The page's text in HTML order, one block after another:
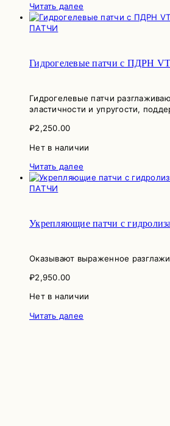
Читать далее
ПАТЧИ
Гидрогелевые патчи с ПДРН
Гидрогелевые патчи
эластичности и упругости,
₽2,250.00
Нет в наличии
Читать далее
ПАТЧИ
Укрепляющие патчи с
Оказывают выраженное
₽2,950.00
Нет в наличии
Читать далее